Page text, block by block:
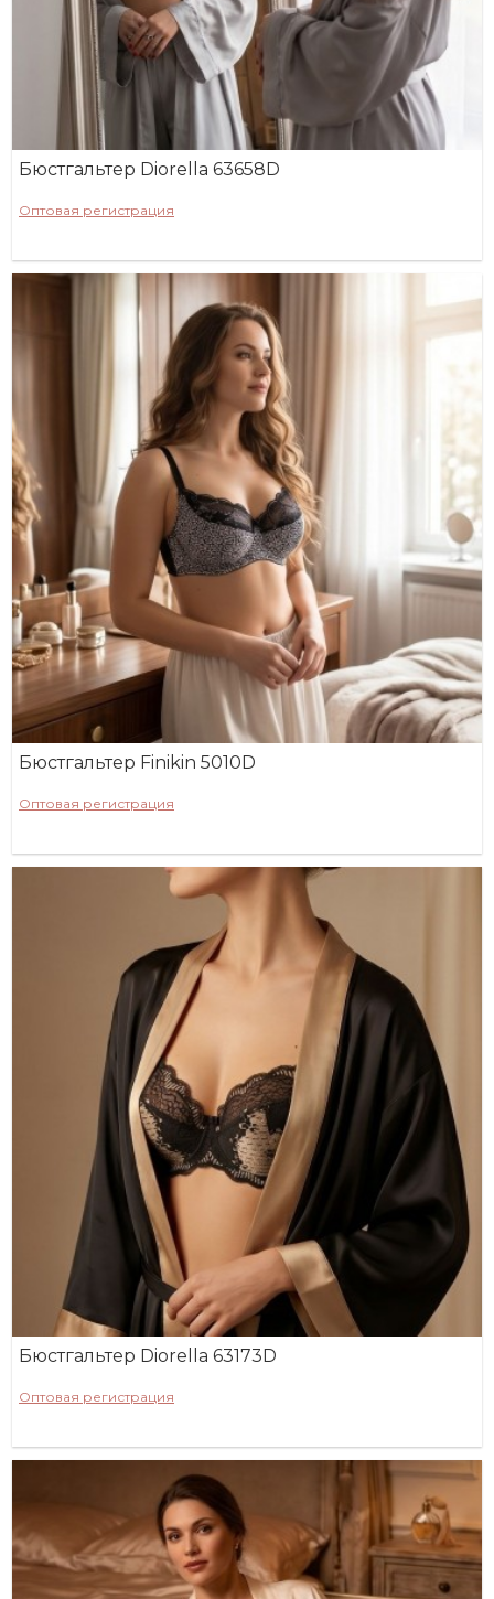
Бюстгальтер Diorella 63658D
Оптовая регистрация
Бюстгальтер Finikin 5010D
Оптовая регистрация
Бюстгальтер Diorella 63173D
Оптовая регистрация